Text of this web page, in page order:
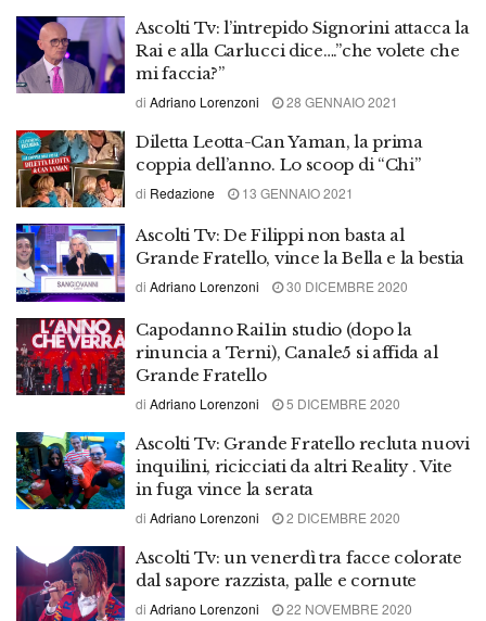
Ascolti Tv: l’intrepido Signorini attacca la
Rai e alla Carlucci dice….”che volete che
mi faccia?”
di Adriano Lorenzoni 28 GENNAIO 2021
Diletta Leotta-Can Yaman, la prima
coppia dell’anno. Lo scoop di “Chi”
di Redazione 13 GENNAIO 2021
Ascolti Tv: De Filippi non basta al
Grande Fratello, vince la Bella e la bestia
di Adriano Lorenzoni 30 DICEMBRE 2020
Capodanno Rai1in studio (dopo la
rinuncia a Terni), Canale5 si affida al
Grande Fratello
di Adriano Lorenzoni 5 DICEMBRE 2020
Ascolti Tv: Grande Fratello recluta nuovi
inquilini, ricicciati da altri Reality . Vite
in fuga vince la serata
di Adriano Lorenzoni 2 DICEMBRE 2020
Ascolti Tv: un venerdì tra facce colorate
dal sapore razzista, palle e cornute
di Adriano Lorenzoni 22 NOVEMBRE 2020